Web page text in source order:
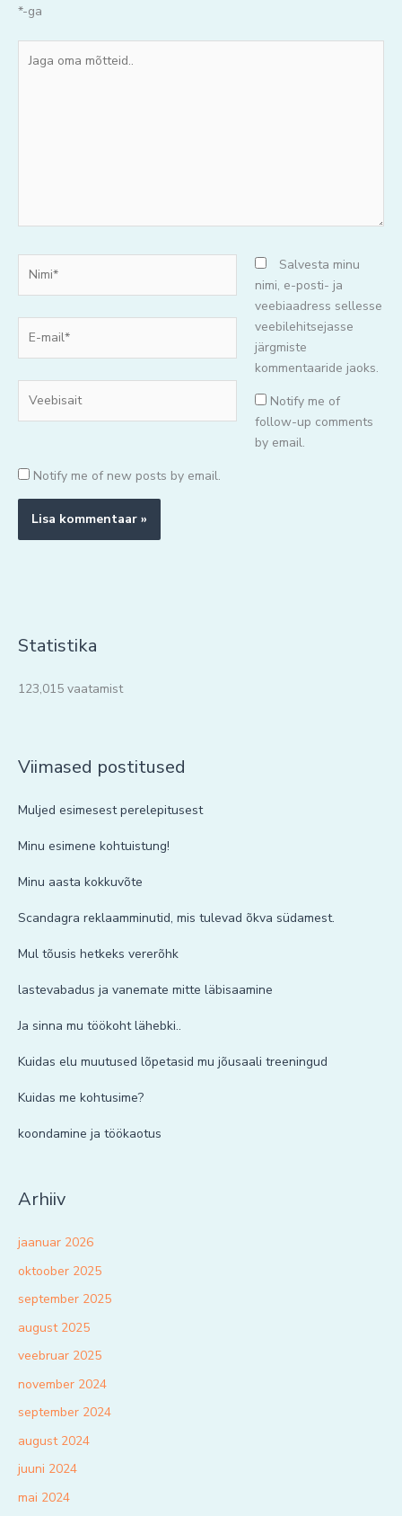
*-ga
oma
mail*
Salvesta minu
nimi, e-posti- ja
veebiaadress sellesse
veebilehitsejasse
järgmiste
kommentaaride jaoks.
Notify me of
follow-up comments
by email.
Notify me of new posts by email.
Statistika
123,015 vaatamist
Viimased postitused
Muljed esimesest perelepitusest
Minu esimene kohtuistung!
Minu aasta kokkuvõte
Scandagra reklaamminutid, mis tulevad õkva südamest.
Mul tõusis hetkeks vererõhk
lastevabadus ja vanemate mitte läbisaamine
Ja sinna mu töökoht lähebki..
Kuidas elu muutused lõpetasid mu jõusaali treeningud
Kuidas me kohtusime?
koondamine ja töökaotus
Arhiiv
jaanuar 2026
oktoober 2025
september 2025
august 2025
veebruar 2025
november 2024
september 2024
august 2024
juuni 2024
mai 2024